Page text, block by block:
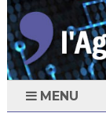
MENU